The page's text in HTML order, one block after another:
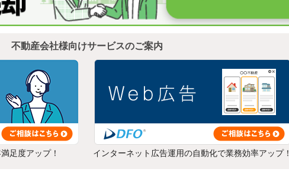
不動産会社様向けサービスのご案内
足度アップ！ インターネット広告運用の自動化で業務効率アップ！